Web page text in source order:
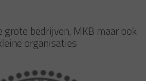
grote bedrijven, MKB maar ook
organisaties